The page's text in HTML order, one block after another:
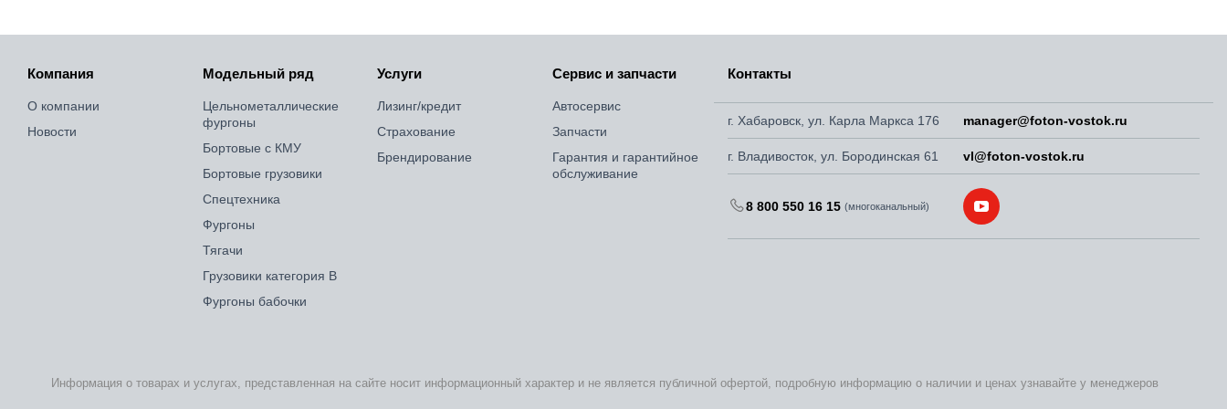
Компания
О компании
Новости
Модельный ряд
Цельнометаллические
фургоны
Бортовые с КМУ
Бортовые грузовики
Спецтехника
Фургоны
Тягачи
Грузовики категория B
Фургоны бабочки
Услуги
Лизинг/кредит
Страхование
Брендирование
Сервис и запчасти
Автосервис
Запчасти
Гарантия и гарантийное
обслуживание
Контакты
г. Хабаровск, ул. Карла Маркса 176 manager@foton-vostok.ru
г. Владивосток, ул. Бородинская 61 vl@foton-vostok.ru
8 800 550 16 15 (многоканальный)
Информация о товарах и услугах, представленная на сайте носит информационный характер и не является публичной офертой, подробную информацию о наличии и ценах узнавайте у менеджеров